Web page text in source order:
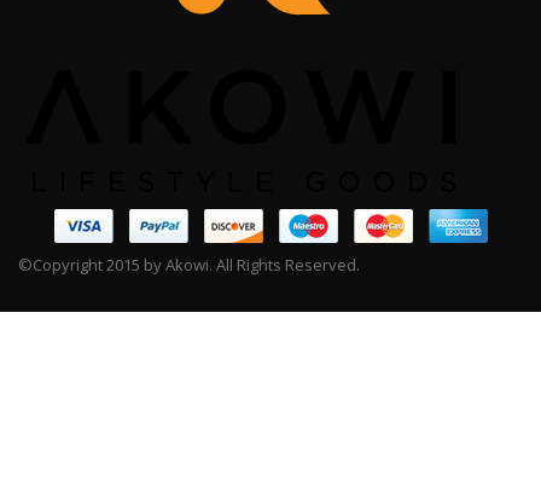
©Copyright 2015 by Akowi. All Rights Reserved.